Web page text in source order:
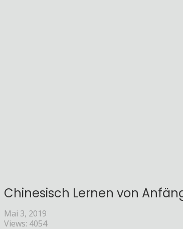
Chinesisch Lernen von
Mai 3, 2019
Views: 4054